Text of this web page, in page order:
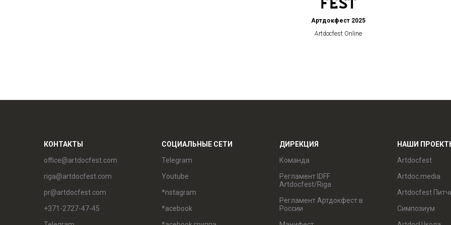
Артдокфест 2025
Artdocfest Online
КОНТАКТЫ
office@artdocfest.com
riga@artdocfest.com
pr@artdocfest.com
+371-2727-47-45
СОЦИАЛЬНЫЕ СЕТИ
Telegram
Youtube
*nstagram
*acebook
ДИРЕКЦИЯ
Команда
Регламент IDFF
Artdocfest/Riga
Регламент Артдокфест в
России
НАШИ
Artdocfest
Artdoc.media
Artdocfest
Симпозиум